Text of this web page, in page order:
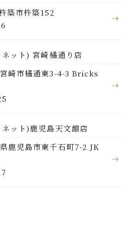
築市杵築152
ット) 宮崎橘通り店
崎市橘通東3-4-3 Bricks
ット)鹿児島天文館店
鹿児島市東千石町7-2 JK